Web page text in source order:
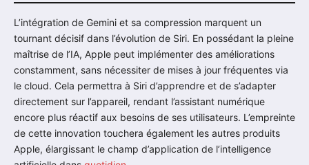
L’intégration de Gemini et sa compression marquent un
tournant décisif dans l’évolution de Siri. En possédant la pleine
maîtrise de l’IA, Apple peut implémenter des améliorations
constamment, sans nécessiter de mises à jour fréquentes via
le cloud. Cela permettra à Siri d’apprendre et de s’adapter
directement sur l’appareil, rendant l’assistant numérique
encore plus réactif aux besoins de ses utilisateurs. L’empreinte
de cette innovation touchera également les autres produits
Apple, élargissant le champ d’application de l’intelligence